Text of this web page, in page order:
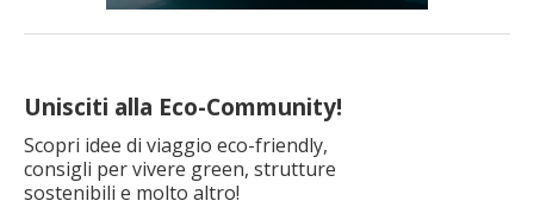
Unisciti alla Eco-Community!
Scopri idee di viaggio eco-friendly,
consigli per vivere green, strutture
sostenibili e molto altro!